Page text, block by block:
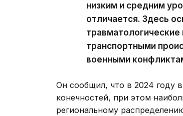
низким и средним
отличается. Здесь
транспортными
военными
Он сообщил, что в 2024 году
конечностей, при этом
региональному